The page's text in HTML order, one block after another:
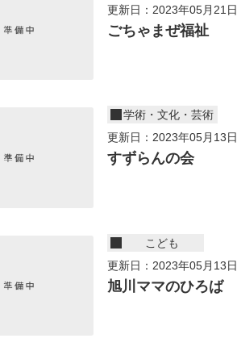
更新日：2023年05月21日
ごちゃまぜ福祉
学術・文化・芸術
更新日：2023年05月13日
すずらんの会
こども
更新日：2023年05月13日
旭川ママのひろば